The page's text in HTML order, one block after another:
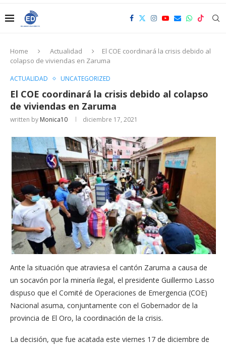
Home Actualidad
El COE coordinará la crisis debido al
colapso de viviendas en Zaruma
ACTUALIDAD UNCATEGORIZED
El COE coordinará la crisis debido al colapso
de viviendas en Zaruma
written by Monica10 diciembre 17, 2021
Ante la situación que atraviesa el cantón Zaruma a causa de
un socavón por la minería ilegal, el presidente Guillermo Lasso
dispuso que el Comité de Operaciones de Emergencia (COE)
Nacional asuma, conjuntamente con el Gobernador de la
provincia de El Oro, la coordinación de la crisis.
La decisión, que fue acatada este viernes 17 de diciembre de